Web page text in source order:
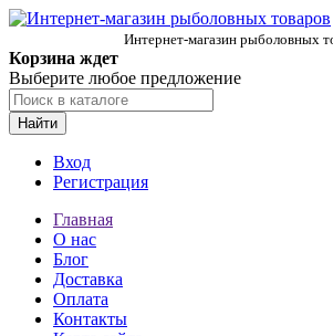
Интернет-магазин рыболовных
Корзина ждет
Выберите любое предложение
Найти
Вход
Регистрация
Главная
О нас
Блог
Доставка
Оплата
Контакты